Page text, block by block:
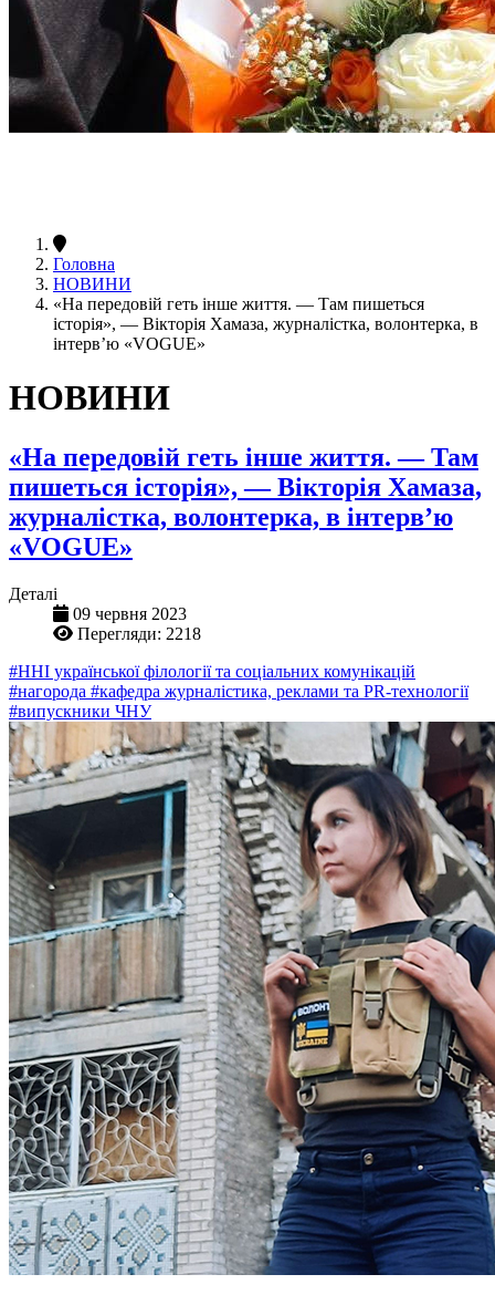
Головна
НОВИНИ
«На передовій геть інше життя. — Там пишеться
історія», — Вікторія Хамаза, журналістка, волонтерка, в
інтерв’ю «VOGUE»
НОВИНИ
«На передовій геть інше життя. — Там
пишеться історія», — Вікторія Хамаза,
журналістка, волонтерка, в інтерв’ю
«VOGUE»
Деталі
09 червня 2023
Перегляди: 2218
#ННІ української філології та соціальних комунікацій
#нагорода #кафедра журналістика, реклами та PR-технології
#випускники ЧНУ